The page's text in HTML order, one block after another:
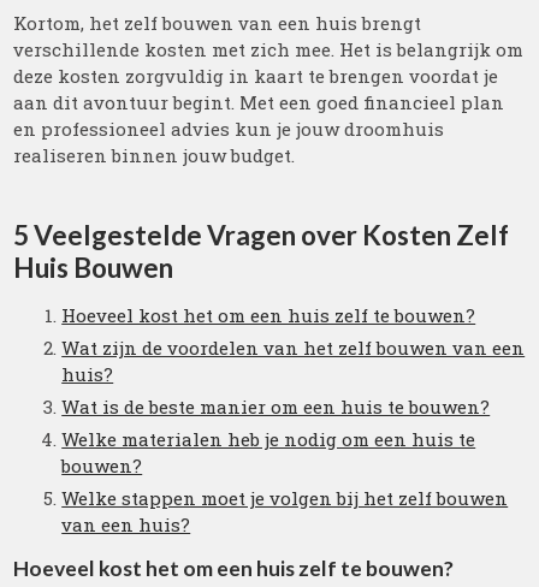
Kortom, het zelf bouwen van een huis brengt
verschillende kosten met zich mee. Het is belangrijk om
deze kosten zorgvuldig in kaart te brengen voordat je
aan dit avontuur begint. Met een goed financieel plan
en professioneel advies kun je jouw droomhuis
realiseren binnen jouw budget.
5 Veelgestelde Vragen over Kosten Zelf
Huis Bouwen
Hoeveel kost het om een huis zelf te bouwen?
Wat zijn de voordelen van het zelf bouwen van een
huis?
Wat is de beste manier om een huis te bouwen?
Welke materialen heb je nodig om een huis te
bouwen?
Welke stappen moet je volgen bij het zelf bouwen
van een huis?
Hoeveel kost het om een huis zelf te bouwen?